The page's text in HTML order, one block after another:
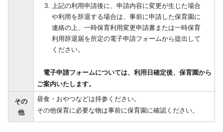
上記の利用申請後に、申請内容に変更が生じた場合
や利用を辞退する場合は、事前に申請した保育園に
連絡の上、一時保育利用変更申請書または一時保育
利用辞退届を所定の電子申請フォームから提出して
ください。
電子申請フォームについては、利用日確定後、保育園から
ご案内いたします。
その
他
昼食・おやつなどは持参ください。
その他保育に必要な物は事前に保育園に確認ください。